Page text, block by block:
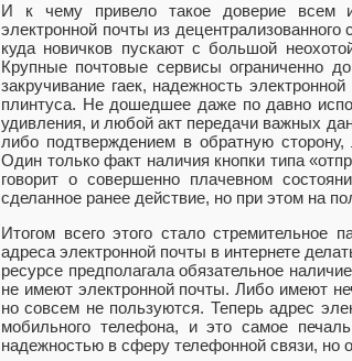
И к чему привело такое доверие всем
электронной почты из
куда новичков пускают с большой
Крупные почтовые сервисы ограниченно
закручивание гаек, надежность
плинтуса. Не дошедшее даже по давно
удивления, и любой акт передачи важных
либо подтверждением в обратную
Один только факт наличия кнопки типа
говорит о совершенно плачевном
сделанное ранее действие, но при этом на
Итогом всего этого стало стремительное
адреса электронной почты в интернете
ресурсе предполагала обязательное
не имеют электронной почты. Либо имеют
но совсем не пользуются. Теперь адрес
мобильного телефона, и это самое
надежностью в сферу телефонной связи, но